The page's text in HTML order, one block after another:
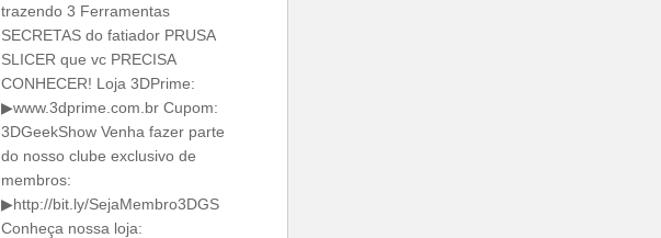
trazendo 3 Ferramentas
SECRETAS do fatiador PRUSA
SLICER que vc PRECISA
CONHECER! Loja 3DPrime:
▶www.3dprime.com.br Cupom:
3DGeekShow Venha fazer parte
do nosso clube exclusivo de
membros:
▶http://bit.ly/SejaMembro3DGS
Conheça nossa loja: